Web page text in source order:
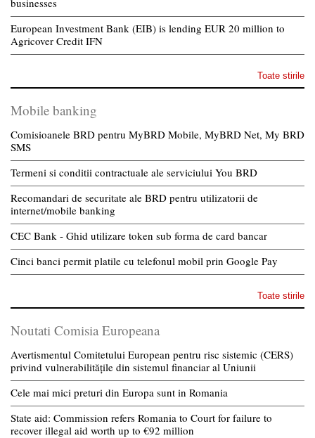
European Investment Bank (EIB) is lending EUR 20 million to
Agricover Credit IFN
Toate stirile
Mobile banking
Comisioanele BRD pentru MyBRD Mobile, MyBRD Net, My BRD
SMS
Termeni si conditii contractuale ale serviciului You BRD
Recomandari de securitate ale BRD pentru utilizatorii de
internet/mobile banking
CEC Bank - Ghid utilizare token sub forma de card bancar
Cinci banci permit platile cu telefonul mobil prin Google Pay
Toate stirile
Noutati Comisia Europeana
Avertismentul Comitetului European pentru risc sistemic (CERS)
privind vulnerabilitățile din sistemul financiar al Uniunii
Cele mai mici preturi din Europa sunt in Romania
State aid: Commission refers Romania to Court for failure to
recover illegal aid worth up to €92 million